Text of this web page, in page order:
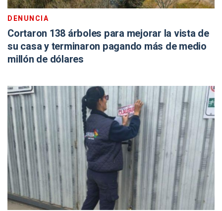
DENUNCIA
Cortaron 138 árboles para mejorar la vista de
su casa y terminaron pagando más de medio
millón de dólares